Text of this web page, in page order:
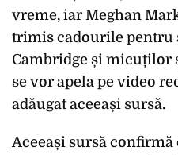
vreme, iar Meghan
trimis cadourile pentru
Cambridge și micuților
se vor apela pe video
adăugat aceeași sursă.
Aceeași sursă